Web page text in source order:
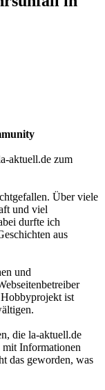
aktuell.de zum
Über viele
und viel
durfte ich
aus
und
ist
die la-aktuell.de
mit Informationen
das geworden, was